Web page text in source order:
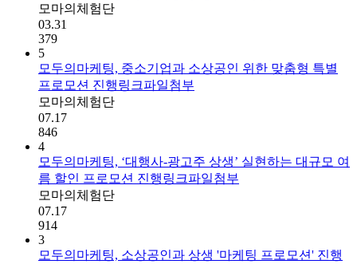
모마의체험단
03.31
379
5
모두의마케팅, 중소기업과 소상공인 위한 맞춤형 특별
프로모션 진행링크파일첨부
모마의체험단
07.17
846
4
모두의마케팅, ‘대행사-광고주 상생’ 실현하는 대규모 여
름 할인 프로모션 진행링크파일첨부
모마의체험단
07.17
914
3
모두의마케팅, 소상공인과 상생 '마케팅 프로모션' 진행